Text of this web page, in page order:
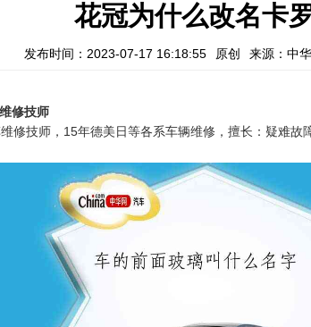
花冠为什么改名卡
发布时间：2023-07-17 16:18:55 原创 来源：中
修技师